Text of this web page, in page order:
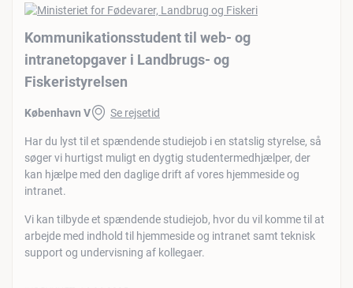
Kommunikationsstudent til web- og
intranetopgaver i Landbrugs- og
Fiskeristyrelsen
København V Se rejsetid
Har du lyst til et spændende studiejob i en statslig styrelse, så
søger vi hurtigst muligt en dygtig studentermedhjælper, der
kan hjælpe med den daglige drift af vores hjemmeside og
intranet.
Vi kan tilbyde et spændende studiejob, hvor du vil komme til at
arbejde med indhold til hjemmeside og intranet samt teknisk
support og undervisning af kollegaer.